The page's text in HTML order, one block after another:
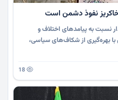
نفوذ دشمن است
نسبت به پیامدهای اختلاف و
بهره‌گیری از شکاف‌های سیاسی،